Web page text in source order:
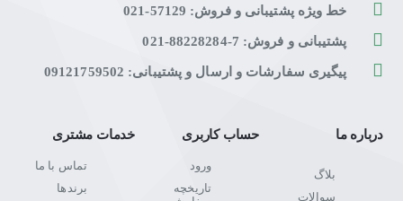
خط ویژه پشتیبانی و فروش: 57129-021
پشتیبانی و فروش: 7-88228284-021
پیگیری سفارشات و ارسال و پشتیبانی: 09121759502
درباره ما
بلاگ
سوالات
حساب کاربری
ورود
تاریخچه
خدمات مشتری
تماس با ما
برندها